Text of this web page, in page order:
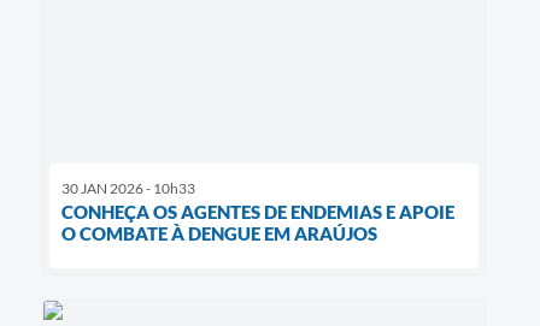
30 JAN 2026 - 10h33
CONHEÇA OS AGENTES DE ENDEMIAS E APOIE
O COMBATE À DENGUE EM ARAÚJOS